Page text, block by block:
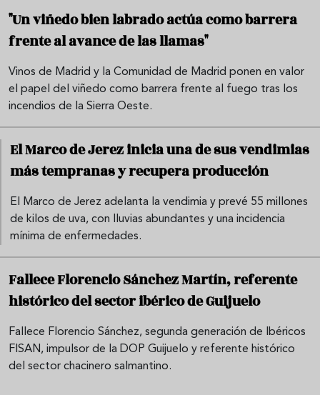
"Un viñedo bien labrado actúa como barrera
frente al avance de las llamas"
Vinos de Madrid y la Comunidad de Madrid ponen en valor
el papel del viñedo como barrera frente al fuego tras los
incendios de la Sierra Oeste.
El Marco de Jerez inicia una de sus vendimias
más tempranas y recupera producción
El Marco de Jerez adelanta la vendimia y prevé 55 millones
de kilos de uva, con lluvias abundantes y una incidencia
mínima de enfermedades.
Fallece Florencio Sánchez Martín, referente
histórico del sector ibérico de Guijuelo
Fallece Florencio Sánchez, segunda generación de Ibéricos
FISAN, impulsor de la DOP Guijuelo y referente histórico
del sector chacinero salmantino.